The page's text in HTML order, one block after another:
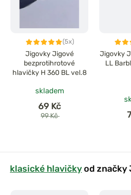
(5x)
Jigovky Jigové
bezprotihrotové
hlavičky H 360 BL vel.8
skladem
69 Kč
99 Kč
Jigovky
LL
klasické hlavičkyod značky